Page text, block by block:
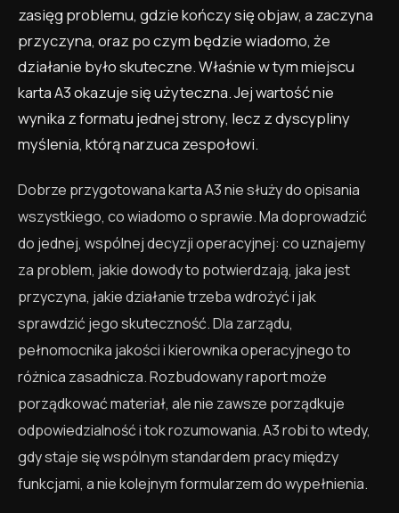
zasięg problemu, gdzie kończy się objaw, a zaczyna
przyczyna, oraz po czym będzie wiadomo, że
działanie było skuteczne. Właśnie w tym miejscu
karta A3 okazuje się użyteczna. Jej wartość nie
wynika z formatu jednej strony, lecz z dyscypliny
myślenia, którą narzuca zespołowi.
Dobrze przygotowana karta A3 nie służy do opisania
wszystkiego, co wiadomo o sprawie. Ma doprowadzić
do jednej, wspólnej decyzji operacyjnej: co uznajemy
za problem, jakie dowody to potwierdzają, jaka jest
przyczyna, jakie działanie trzeba wdrożyć i jak
sprawdzić jego skuteczność. Dla zarządu,
pełnomocnika jakości i kierownika operacyjnego to
różnica zasadnicza. Rozbudowany raport może
porządkować materiał, ale nie zawsze porządkuje
odpowiedzialność i tok rozumowania. A3 robi to wtedy,
gdy staje się wspólnym standardem pracy między
funkcjami, a nie kolejnym formularzem do wypełnienia.